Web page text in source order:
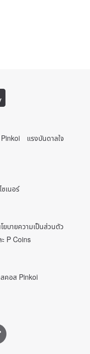
แรงบันดาลใจ
เนอร์
ยบายความเป็นส่วนตัว
P Coins
คอส Pinkoi